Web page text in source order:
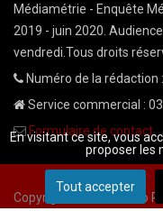
Médiamétrie - Enquête
2019 - juin 2020.
vendredi.Tous droits
Numéro de la rédaction
Service commercial :
Formulaire de contact
Copyright © 2026 Radio
En visitant ce site, vous
proposer les
Tout accepter